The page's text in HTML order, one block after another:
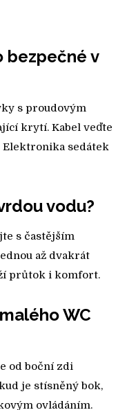
bezpečné v
s proudovým
krytí. Kabel veďte
Elektronika sedátek
vodu?
s častějším
až dvakrát
průtok i komfort.
WC
od boční zdi
je stísněný bok,
ovládáním.